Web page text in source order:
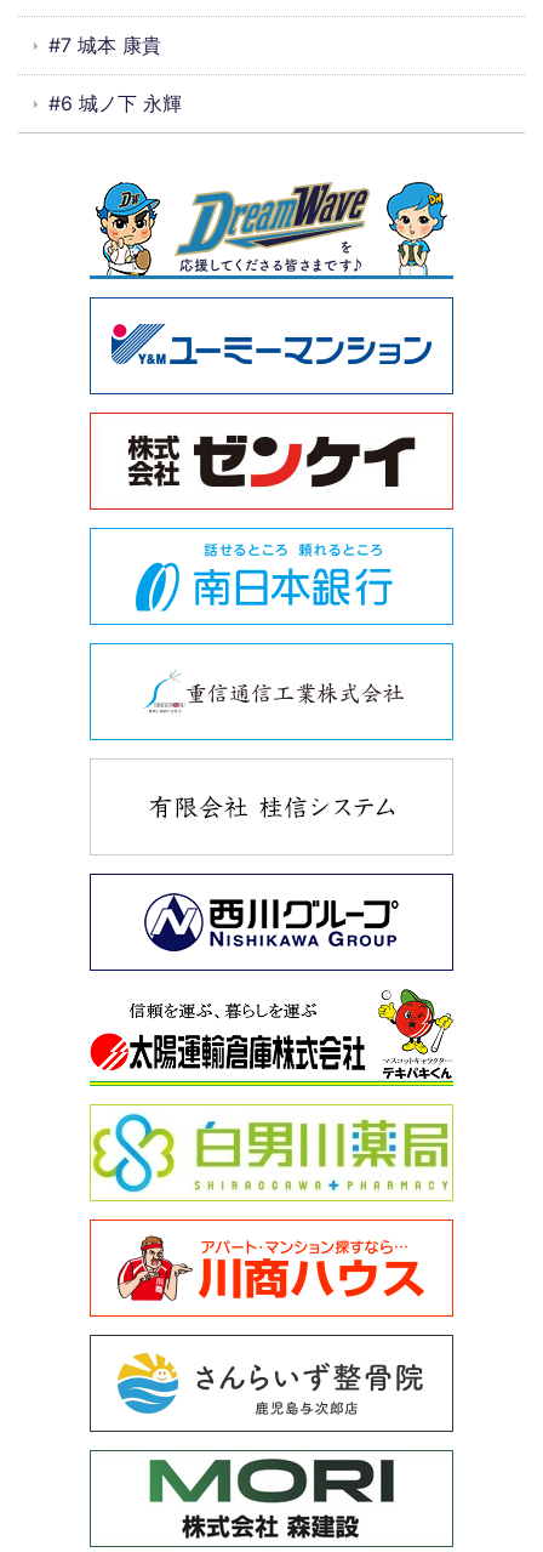
#7 城本 康貴
#6 城ノ下 永輝